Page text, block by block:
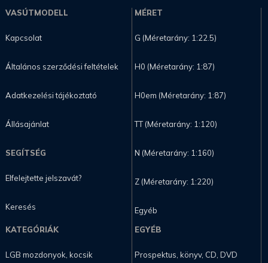
VASÚTMODELL
Kapcsolat
Általános szerződési feltételek
Adatkezelési tájékoztató
Állásajánlat
SEGÍTSÉG
Elfelejtette jelszavát?
Keresés
MÉRET
G (Méretarány: 1:22.5)
H0 (Méretarány: 1:87)
H0em (Méretarány: 1:87)
TT (Méretarány: 1:120)
N (Méretarány: 1:160)
Z (Méretarány: 1:220)
Egyéb
KATEGÓRIÁK
LGB mozdonyok, kocsik
EGYÉB
Prospektus, könyv, CD, DVD